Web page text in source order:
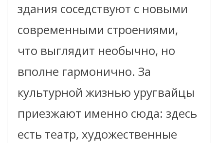
здания соседствуют с новыми
современными строениями,
что выглядит необычно, но
вполне гармонично. За
культурной жизнью уругвайцы
приезжают именно сюда: здесь
есть театр, художественные